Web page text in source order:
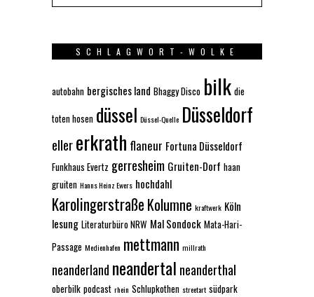
SCHLAGWORT-WOLKE
autobahn bergisches land Bhaggy Disco bilk die
toten hosen düssel Düssel-Quelle Düsseldorf
ellererkrath flaneur Fortuna Düsseldorf
Funkhaus Evertz gerresheim Gruiten-Dorf haan
gruiten Hanns Heinz Ewers hochdahl
Karolingerstraße Kolumne kraftwerk Köln
lesung Literaturbüro NRW Mal Sondock Mata-Hari-
Passage Medienhafen mettmann millrath
neanderland neandertal neanderthal
oberbilk podcast rhein Schlupkothen streetart südpark